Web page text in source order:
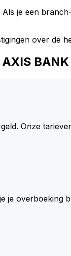
Als je een
over de
Onze
je overboeking